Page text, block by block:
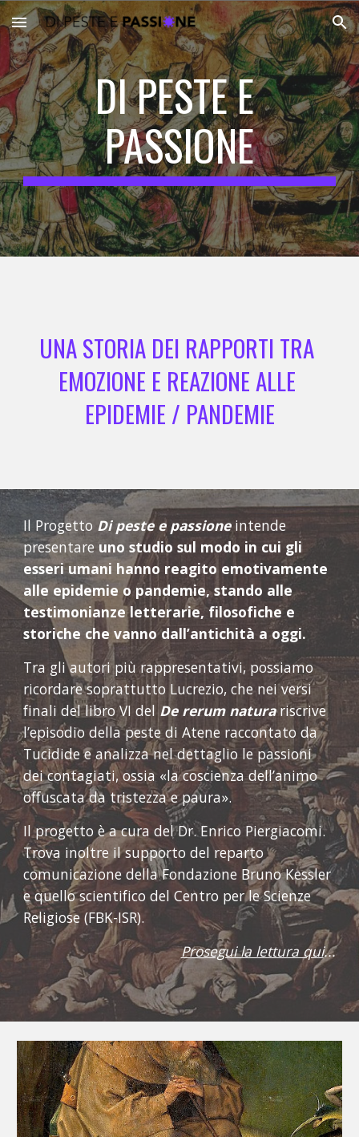
Skip to main content Skip to navigation
DI PESTE E
PASSIONE
UNA STORIA DEI RAPPORTI TRA
EMOZIONE E REAZIONE ALLE
EPIDEMIE / PANDEMIE
Il Progetto Di peste e passione intende
presentare uno studio sul modo in cui gli
esseri umani hanno reagito emotivamente
alle epidemie o pandemie, stando alle
testimonianze letterarie, filosofiche e
storiche che vanno dall’antichità a oggi.
Tra gli autori più rappresentativi, possiamo
ricordare soprattutto Lucrezio, che nei versi
finali del libro VI del De rerum natura riscrive
l’episodio della peste di Atene raccontato da
Tucidide e analizza nel dettaglio le passioni
dei contagiati, ossia «la coscienza dell’animo
offuscata da tristezza e paura».
Il progetto è
a cura del Dr. Enrico Piergiacomi.
Trova inoltre il supporto del reparto
comunicazione della Fondazione Bruno Kessler
e quello scientifico del Centro per le Scienze
Religiose (FBK-ISR).
Prosegui la lettura qui...